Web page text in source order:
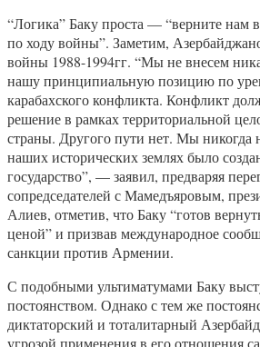
“Логика” Баку проста — “верните нам
по ходу войны”. Заметим,
войны 1988-1994гг. “Мы не внесем
нашу принципиальную позицию по
карабахского конфликта. Конфликт
решение в рамках территориальной
страны. Другого пути нет. Мы никогда
наших исторических землях было
государство”, — заявил, предваряя
сопредседателей с Мамедъяровым,
Алиев, отметив, что Баку “готов
ценой” и призвав международное
санкции против Армении.
С подобными ультиматумами Баку
постоянством. Однако с тем же
диктаторский и тоталитарный
угрозой применения в его отношения